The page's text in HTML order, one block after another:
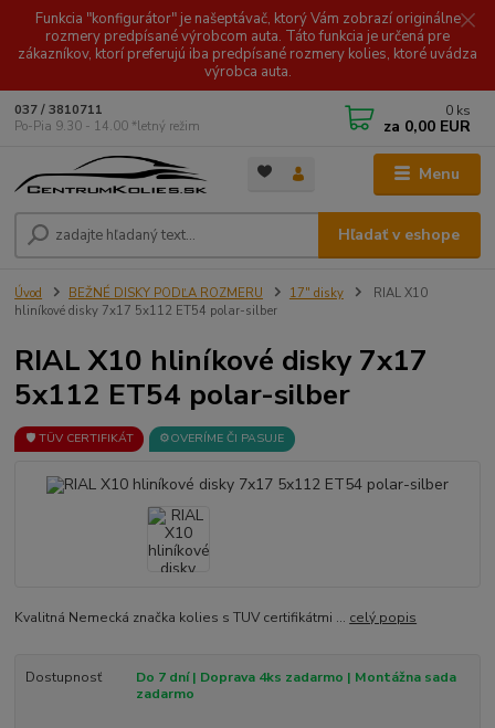
Funkcia "konfigurátor" je našeptávač, ktorý Vám zobrazí originálne
rozmery predpísané výrobcom auta. Táto funkcia je určená pre
zákazníkov, ktorí preferujú iba predpísané rozmery kolies, ktoré uvádza
výrobca auta.
Menu
Hľadať v eshope
037 / 3810711
Po-Pia 9.30 - 14.00 *letný režim
0 ks
za 0,00 EUR
Úvod BEŽNÉ DISKY PODĽA ROZMERU 17" disky
RIAL X10
hliníkové disky 7x17 5x112 ET54 polar-silber
RIAL X10 hliníkové disky 7x17
5x112 ET54 polar-silber
🛡️ TÜV CERTIFIKÁT ⚙️OVERÍME ČI PASUJE
Kvalitná Nemecká značka kolies s TUV certifikátmi ... celý popis
Dostupnosť
Do 7 dní | Doprava 4ks zadarmo | Montážna sada
zadarmo